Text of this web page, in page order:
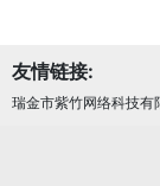
友情链接:
瑞金市紫竹网络科技有